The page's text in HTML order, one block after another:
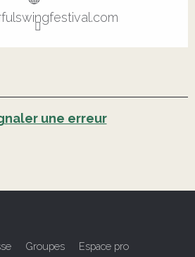
une erreur
Groupes Espace pro